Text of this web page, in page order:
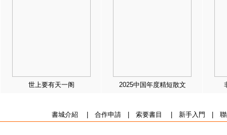
世上要有天一阁 2025中国年度精短散文
書城介紹 合作申請| 索要書目 新手入門